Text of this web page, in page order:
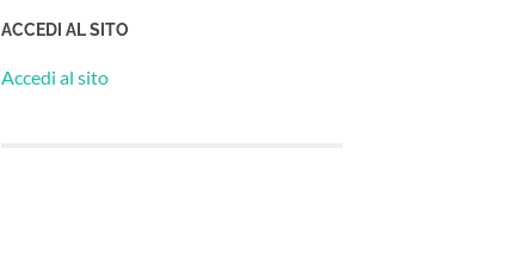
ACCEDI AL SITO
Accedi al sito